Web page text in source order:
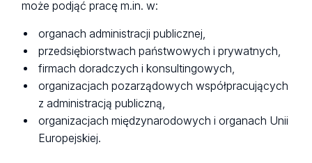
może podjąć pracę m.in. w:
organach administracji publicznej,
przedsiębiorstwach państwowych i prywatnych,
firmach doradczych i konsultingowych,
organizacjach pozarządowych współpracujących
z administracją publiczną,
organizacjach międzynarodowych i organach Unii
Europejskiej.